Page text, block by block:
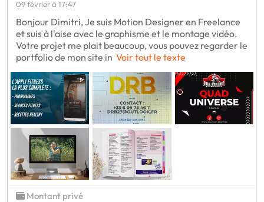
09 février à 17:47
Bonjour Dimitri, Je suis Motion Designer en Freelance
et suis à l'aise avec le graphisme et le montage vidéo.
Votre projet me plait beaucoup, vous pouvez regarder le
portfolio de mon site in Voir tout le texte
Montant privé